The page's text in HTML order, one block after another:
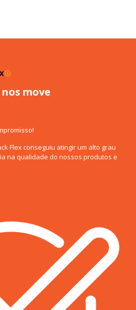
move
Flex conseguiu atingir um alto grau
na qualidade do nossos produtos e